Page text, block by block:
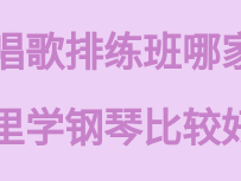
歌排练班哪
学钢琴比较